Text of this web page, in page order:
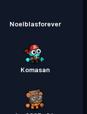
Noelblasforever
Komasan